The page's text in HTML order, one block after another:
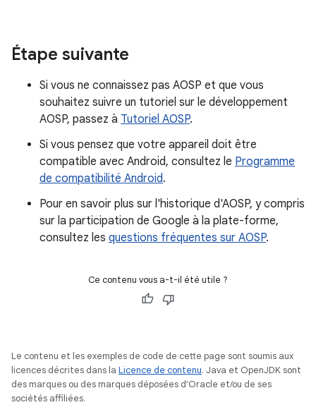
Étape suivante
Si vous ne connaissez pas AOSP et que vous
souhaitez suivre un tutoriel sur le développement
AOSP, passez à Tutoriel AOSP.
Si vous pensez que votre appareil doit être
compatible avec Android, consultez le Programme
de compatibilité Android.
Pour en savoir plus sur l'historique d'AOSP, y compris
sur la participation de Google à la plate-forme,
consultez les questions fréquentes sur AOSP.
Ce contenu vous a-t-il été utile ?
Le contenu et les exemples de code de cette page sont soumis aux
licences décrites dans la Licence de contenu. Java et OpenJDK sont
des marques ou des marques déposées d'Oracle et/ou de ses
sociétés affiliées.